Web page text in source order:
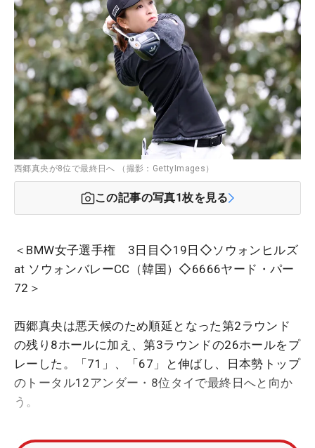
西郷真央が8位で最終日へ （撮影：GettyImages）
この記事の写真1枚を見る
＜BMW女子選手権 3日目◇19日◇ソウォンヒルズ
at ソウォンバレーCC（韓国）◇6666ヤード・パー
72＞
西郷真央は悪天候のため順延となった第2ラウンド
の残り8ホールに加え、第3ラウンドの26ホールをプ
レーした。「71」、「67」と伸ばし、日本勢トップ
のトータル12アンダー・8位タイで最終日へと向か
う。
第3ラウンドはバーディ発進を決め、8番パー5の3打